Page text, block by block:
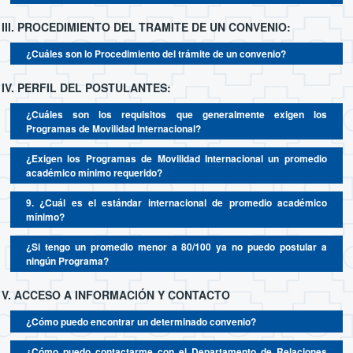
actividades académicas o no académicas en
instituciones extranjeras.
Programa ESCALA Docente | AUGM
Programa de Movilidad Docente | CRISCOS
Administrativos
Programa ESCALA Estudiantes de Grado
en Bolivia
Debe contar con la Propuesta de Convenio Marco y/o
Específico.
puede descargar el modelo del Departamento de
Relaciones Internacionales y Cooperación Internacional.
Se remite una nota dirigida al Jefe del Departamento de
Asesoría Jurídica, Dr. Yuri Luis Tirado.
Debe adjuntar el Modelo de la Propuesta del Convenio
en forma física y digital (CD), además de solicitar la
emisión del Informe Jurídico.
El trámite deberá contar con la Hoja de Ruta
correspondiente generado por el Sistema AYNI.
III. PROCEDIMIENTO DEL TRAMITE DE UN CONVENIO:
¿Cuáles son lo Procedimiento del trámite de un convenio?
IV. PERFIL DEL POSTULANTES:
¿Cuáles son los requisitos que generalmente exigen los
Programas de Movilidad Internacional?
Estudiantes:Matrícula Universitaria vigente.
Graduados:
Nacional.
Docentes y Administrativos:Memorándum de
Designación.
¿Exigen los Programas de Movilidad Internacional un promedio
académico mínimo requerido?
9. ¿Cuál es el estándar internacional de promedio académico
mínimo?
¿Si tengo un promedio menor a 80/100 ya no puedo postular a
ningún Programa?
V. ACCESO A INFORMACIÓN Y CONTACTO
¿Cómo puedo encontrar un determinado convenio?